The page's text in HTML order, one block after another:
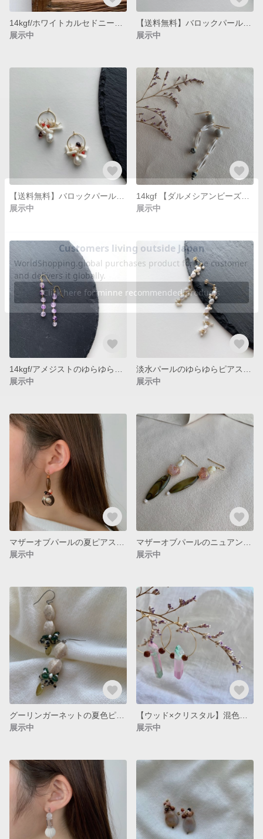
展示中
展示中
展示中
展示中
展示中
展示中
展示中
展示中
展示中
展示中